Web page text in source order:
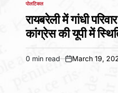
POSTED
पोलटिकल
रायबरेली में गांधी
कांग्रेस की यूपी में
Estimated
0 min read
on
March 19,